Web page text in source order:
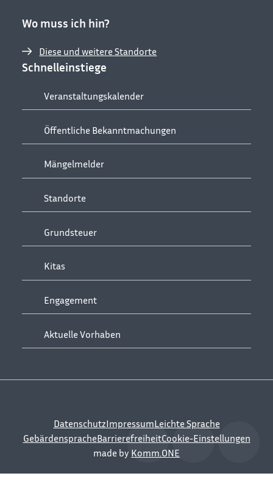
Wo muss ich hin?
Diese und weitere Standorte
Schnelleinstiege
Veranstaltungskalender
Öffentliche Bekanntmachungen
Mängelmelder
Standorte
Grundsteuer
Kitas
Engagement
Aktuelle Vorhaben
DatenschutzImpressumLeichte Sprache
GebärdenspracheBarrierefreiheitCookie-Einstellungen
made by Komm.ONE